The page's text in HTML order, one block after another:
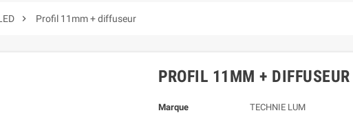
 Profil 11mm + diffuseur
PROFIL 11MM + DIFFUSEUR
Marque
TECHNIE LUM